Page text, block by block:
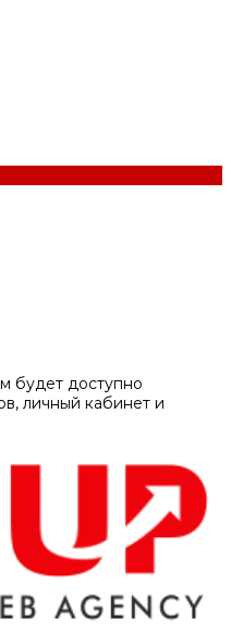
будет доступно
личный кабинет и